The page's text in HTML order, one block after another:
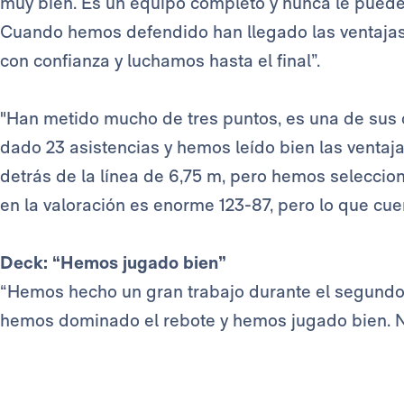
Cuando hemos defendido han llegado las
con confianza y luchamos hasta el final”.
"Han metido mucho de tres puntos, es una de
dado 23 asistencias y hemos leído bien las
detrás de la línea de 6,75 m, pero hemos
en la valoración es enorme 123-87, pero lo que
Deck: “Hemos jugado bien”
“Hemos hecho un gran trabajo durante el
hemos dominado el rebote y hemos jugado bien.